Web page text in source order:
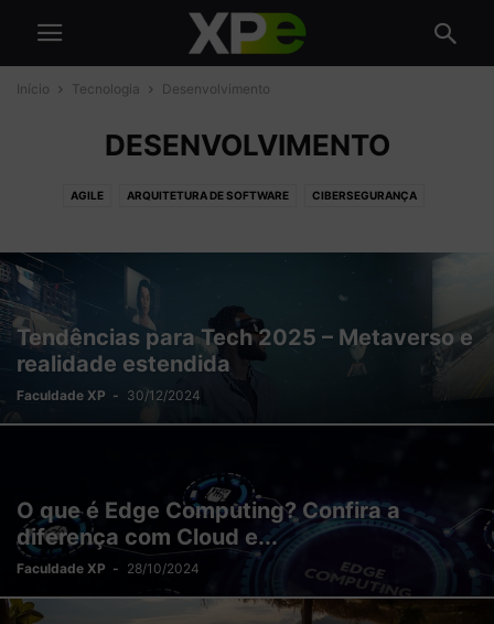
Início Tecnologia Desenvolvimento
DESENVOLVIMENTO
AGILE ARQUITETURA DE SOFTWARE CIBERSEGURANÇA
GESTÃO DE TI INTELIGÊNCIA ARTIFICIAL TRANSFORMAÇÃO DIGITAL
Tendências para Tech 2025 – Metaverso e
realidade estendida
Faculdade XP - 30/12/2024
O que é Edge Computing? Confira a
diferença com Cloud e...
Faculdade XP - 28/10/2024